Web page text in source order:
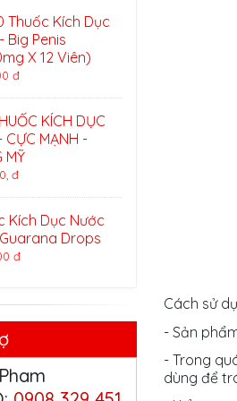
Cách sử
- Sản
- Trong
dùng để
Thuốc Kích Dục
Big Penis
X 12 Viên)
đ
KÍCH DỤC
CỰC MẠNH -
MỸ
đ
Kích Dục Nước
Drops
đ